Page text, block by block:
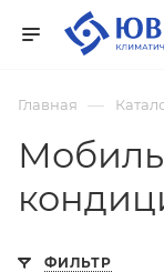
Главная —
ФИЛЬТР